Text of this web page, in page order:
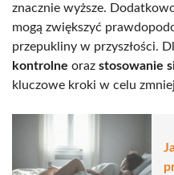
znacznie wyższe.
mogą zwiększyć
przepukliny w przyszłości.
kontrolne oraz stosowanie
kluczowe kroki w celu